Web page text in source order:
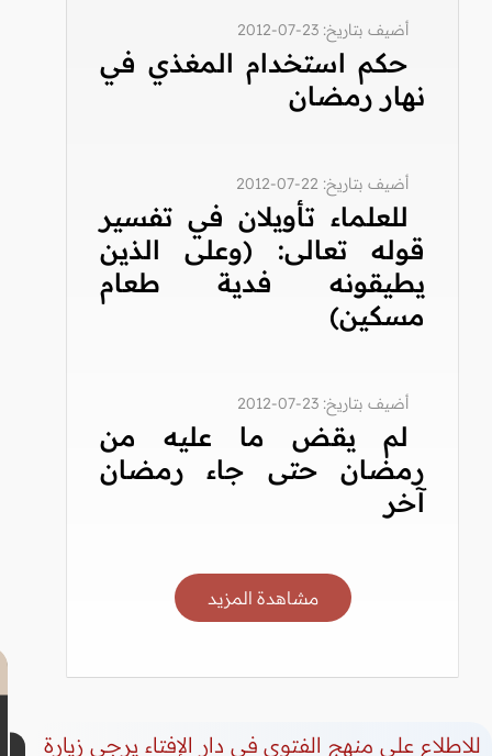
أضيف بتاريخ: 23-07-2012
حكم استخدام المغذي في
نهار رمضان
أضيف بتاريخ: 22-07-2012
للعلماء تأويلان في تفسير
قوله تعالى: (وعلى الذين
يطيقونه فدية طعام
مسكين)
أضيف بتاريخ: 23-07-2012
لم يقض ما عليه من
رمضان حتى جاء رمضان
آخر
مشاهدة المزيد
للاطلاع على منهج الفتوى في دار الإفتاء يرجى زيارة